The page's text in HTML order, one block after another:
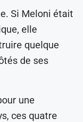
Si Meloni était
elle
quelque
de ses
une
ces quatre